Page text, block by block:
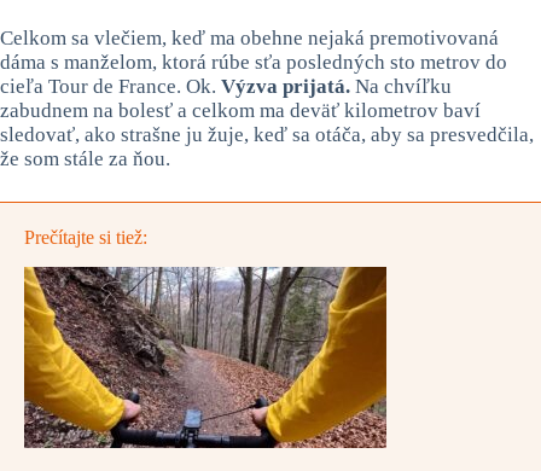
Celkom sa vlečiem, keď ma obehne nejaká premotivovaná
dáma s manželom, ktorá rúbe sťa posledných sto metrov do
cieľa Tour de France. Ok. Výzva prijatá. Na chvíľku
zabudnem na bolesť a celkom ma deväť kilometrov baví
sledovať, ako strašne ju žuje, keď sa otáča, aby sa presvedčila,
že som stále za ňou.
Prečítajte si tiež: